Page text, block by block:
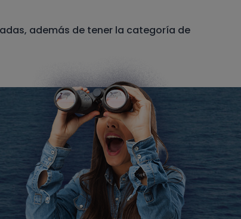
además de tener la categoría de